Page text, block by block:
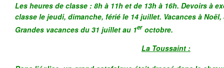
Les heures de classe : 8h à 11h et de 13h à 16h. Devoirs à
classe le jeudi, dimanche, férié le 14 juillet. Vacances à Noël,
Grandes vacances du 31 juillet au 1eroctobre.
La Toussaint :